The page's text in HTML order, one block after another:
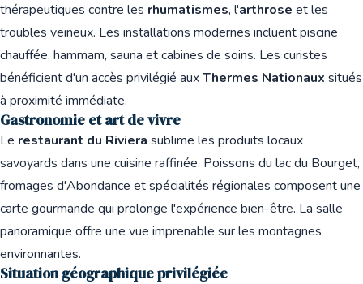
thérapeutiques contre les rhumatismes, l'arthrose et les
troubles veineux. Les installations modernes incluent piscine
chauffée, hammam, sauna et cabines de soins. Les curistes
bénéficient d'un accès privilégié auxThermes Nationaux situés
à proximité immédiate.
Gastronomie et art de vivre
Le restaurant du Riviera sublime les produits locaux
savoyards dans une cuisine raffinée. Poissons du lac du Bourget,
fromages d'Abondance et spécialités régionales composent une
carte gourmande qui prolonge l'expérience bien-être. La salle
panoramique offre une vue imprenable sur les montagnes
environnantes.
Situation géographique privilégiée